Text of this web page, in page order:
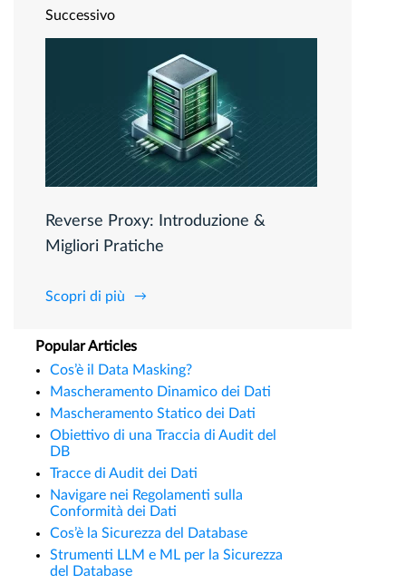
Successivo
Reverse Proxy: Introduzione &
Migliori Pratiche
Scopri di più
Popular Articles
Cos’è il Data Masking?
Mascheramento Dinamico dei Dati
Mascheramento Statico dei Dati
Obiettivo di una Traccia di Audit del
DB
Tracce di Audit dei Dati
Navigare nei Regolamenti sulla
Conformità dei Dati
Cos’è la Sicurezza del Database
Strumenti LLM e ML per la Sicurezza
del Database